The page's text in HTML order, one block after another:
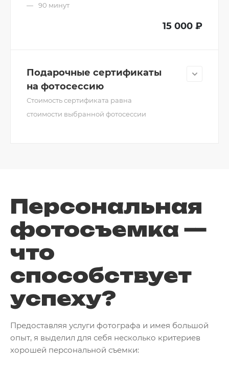
90 минут
15 000 ₽
Подарочные сертификаты
на фотосессию
Стоимость сертификата равна
стоимости выбранной фотосессии
Персональная
фотосъемка —
что
способствует
успеху?
Предоставляя услуги фотографа и имея большой
опыт, я выделил для себя несколько критериев
хорошей персональной съемки: